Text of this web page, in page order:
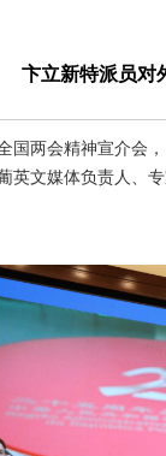
卞立新特派员对
国两会精神宣介会
英文媒体负责人、